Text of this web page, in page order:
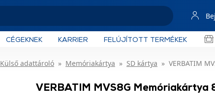
CÉGEKNEK KARRIER FELÚJÍTOTT TERMÉKEK
Külső adattároló Memóriakártya SD kártya VERBATIM
VERBATIM MVS8G Memóriakártya